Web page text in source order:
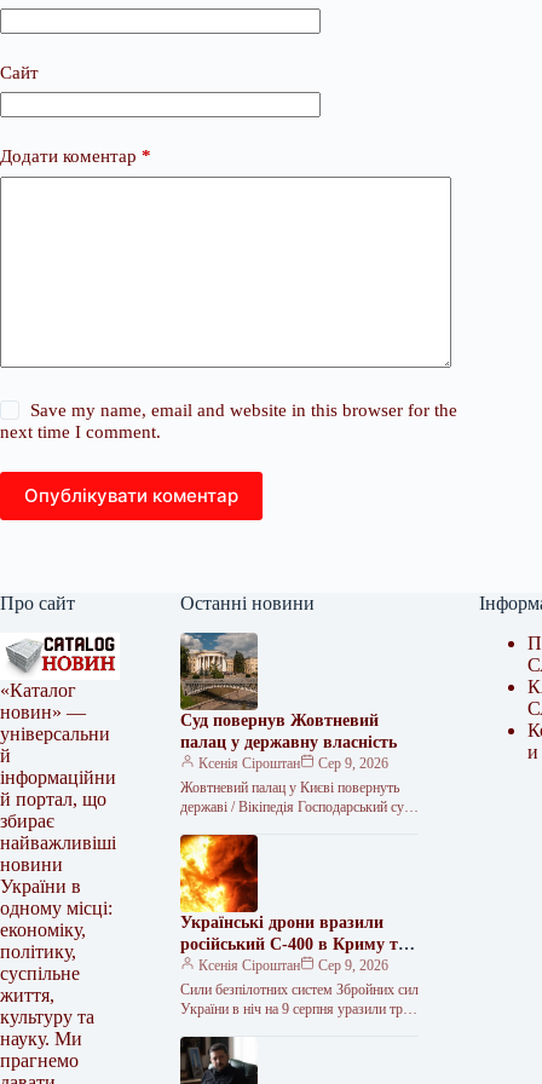
Сайт
Додати коментар *
Save my name, email and website in this browser for the
next time I comment.
Опублікувати коментар
Про сайт
«Каталог
новин» —
універсальни
й
інформаційни
й портал, що
збирає
найважливіші
новини
України в
одному місці:
економіку,
політику,
суспільне
життя,
культуру та
науку. Ми
прагнемо
Останні новини
Суд повернув Жовтневий
палац у державну власність
Ксенія Сіроштан
Сер 9, 2026
Жовтневий палац у Києві повернуть
державі / Вікіпедія Господарський суд
та ухвалив повернути державі
Міжнародний центр…
Українські дрони вразили
російський С-400 в Криму та
три кораблі Чорноморського
флоту
Ксенія Сіроштан
Сер 9, 2026
Сили безпілотних систем Збройних сил
України в ніч на 9 серпня уразили три
радіолокаційні станції на…
и